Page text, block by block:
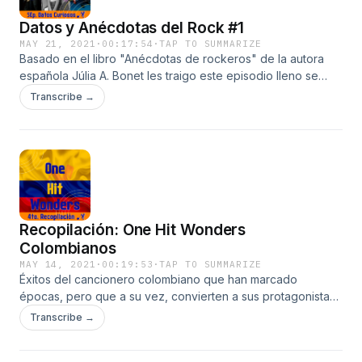
Datos y Anécdotas del Rock #1
MAY 21, 2021 · 00:17:54 ·TAP TO SUMMARIZE
Basado en el libro "Anécdotas de rockeros" de la autora
española Júlia A. Bonet les traigo este episodio lleno se
datos curiosos y algunas de las grandes estrellas del rock.
De antemano agradecer a todos los escuchas, invito a
@AmilkarWong, para estar atento a mas contenidos :)
Transcribe →
Recopilación: One Hit Wonders
Colombianos
MAY 14, 2021 · 00:19:53 ·TAP TO SUMMARIZE
Éxitos del cancionero colombiano que han marcado
épocas, pero que a su vez, convierten a sus protagonistas
en "flor de un día".&nbsp; Escucha el episodio completo y
conoce de que y quienes se tratan. Suscríbete ;) como
Transcribe →